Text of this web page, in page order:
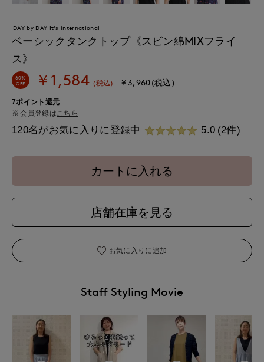
DAY by DAY It's international
ベーシックタンクトップ《スビン綿MIXフライ
ス》
60%
OFF ￥1,584 (税込) ￥3,960(税込)
7ポイント還元
会員登録は こちら
120名がお気に入りに登録中 5.0 (2件)
カートに入れる
店舗在庫を見る
お気に入りに追加
Staff Styling Movie